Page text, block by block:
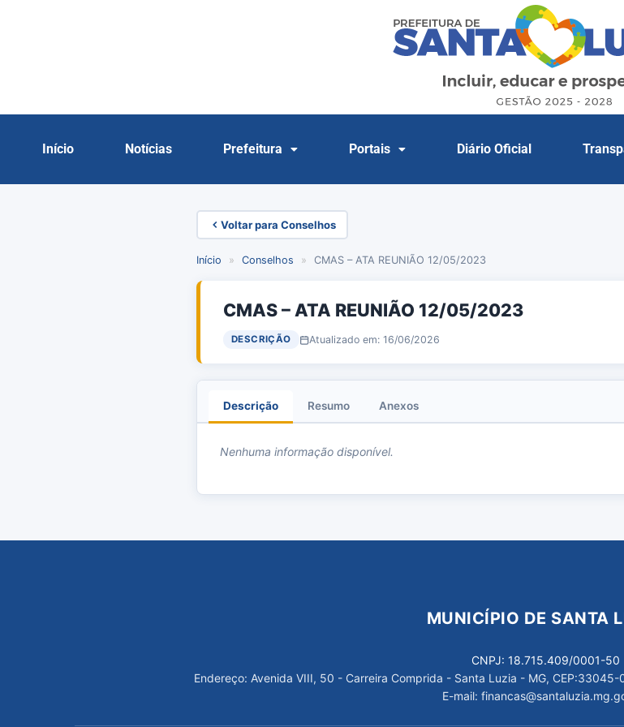
Início Notícias Prefeitura Portais Diário Oficial
Voltar para Conselhos
Início » Conselhos » CMAS – ATA REUNIÃO 12/05/2023
CMAS – ATA REUNIÃO 12/05/2023
DESCRIÇÃO Atualizado em: 16/06/2026
Descrição Resumo Anexos
Nenhuma informação disponível.
MUNICÍPIO DE SANTA
CNPJ: 18.715.409/0001-50
Endereço: Avenida VIII, 50 - Carreira Comprida - Santa Luzia - MG,
E-mail: